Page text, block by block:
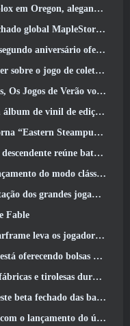
incidente com cuidados infantis
MapleStory Classic World
a escolha de um agente S-Rank gratuito
da HoYoverse, Honkai: Link Alma
Verão voltaram ao Overwatch
de edição de colecionador
Steampunk” na versão 2.0
de interceptação de vazio e as profundezas
clássico de League Of Legends
do RuneScape acabou
Fable
um novo mapa estelar, O Sistema Tau
e alguns dos requisitos são interessantes
durante sua próxima atualização
de infantaria do War Thunder
do último teste beta fechado